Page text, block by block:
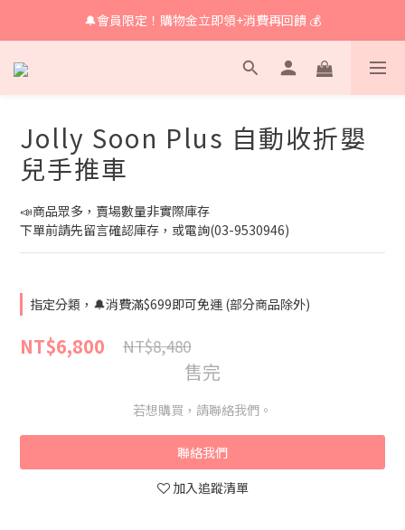
🔔 育兒好物滿額享免運🔔
🔔會員限定！購物金立即領+消費再回饋 💰
🔔 育兒好物滿額享免運🔔
Jolly Soon Plus 自動收折嬰
兒手推車
📣商品眾多，賣場數量非實際庫存
下單前請先留言確認庫存，或電詢(03-9530946)
指定分類，🔔消費滿$699即可免運 (部分商品除外)
NT$6,800 NT$8,480
售完
若想購買，請聯絡我們。
聯絡我們
加入追蹤清單